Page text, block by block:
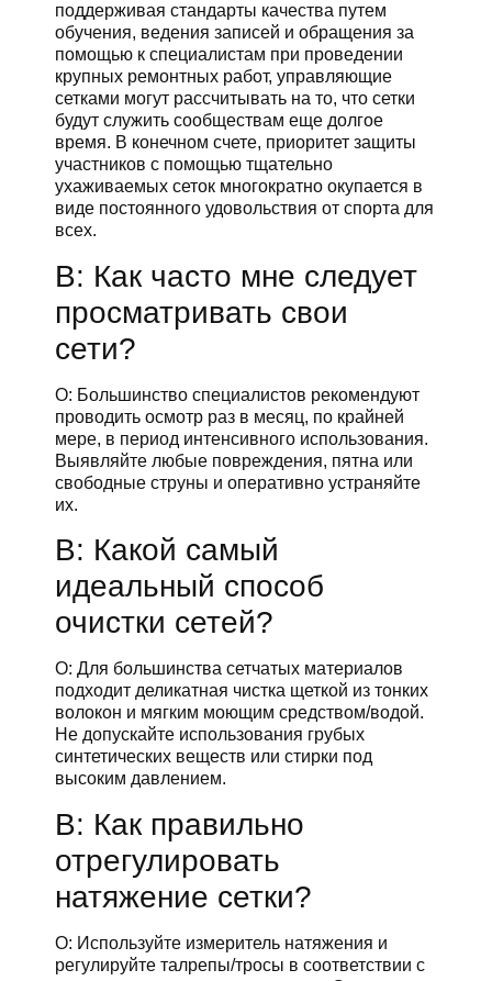
поддерживая стандарты качества путем
обучения, ведения записей и обращения за
помощью к специалистам при проведении
крупных ремонтных работ, управляющие
сетками могут рассчитывать на то, что сетки
будут служить сообществам еще долгое
время. В конечном счете, приоритет защиты
участников с помощью тщательно
ухаживаемых сеток многократно окупается в
виде постоянного удовольствия от спорта для
всех.
В: Как часто мне следует
просматривать свои
сети?
О: Большинство специалистов рекомендуют
проводить осмотр раз в месяц, по крайней
мере, в период интенсивного использования.
Выявляйте любые повреждения, пятна или
свободные струны и оперативно устраняйте
их.
В: Какой самый
идеальный способ
очистки сетей?
О: Для большинства сетчатых материалов
подходит деликатная чистка щеткой из тонких
волокон и мягким моющим средством/водой.
Не допускайте использования грубых
синтетических веществ или стирки под
высоким давлением.
В: Как правильно
отрегулировать
натяжение сетки?
О: Используйте измеритель натяжения и
регулируйте талрепы/тросы в соответствии с